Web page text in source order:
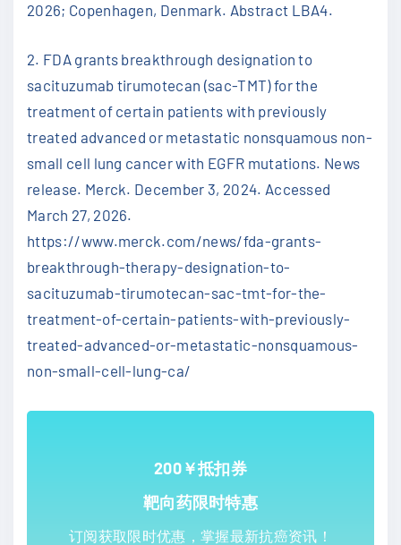
2026; Copenhagen, Denmark. Abstract LBA4.
2. FDA grants breakthrough designation to
sacituzumab tirumotecan (sac-TMT) for the
treatment of certain patients with previously
treated advanced or metastatic nonsquamous non-
small cell lung cancer with EGFR mutations. News
release. Merck. December 3, 2024. Accessed
March 27, 2026.
https://www.merck.com/news/fda-grants-
breakthrough-therapy-designation-to-
sacituzumab-tirumotecan-sac-tmt-for-the-
treatment-of-certain-patients-with-previously-
treated-advanced-or-metastatic-nonsquamous-
non-small-cell-lung-ca/
200￥抵扣券
靶向药限时特惠
订阅获取限时优惠，掌握最新抗癌资讯！